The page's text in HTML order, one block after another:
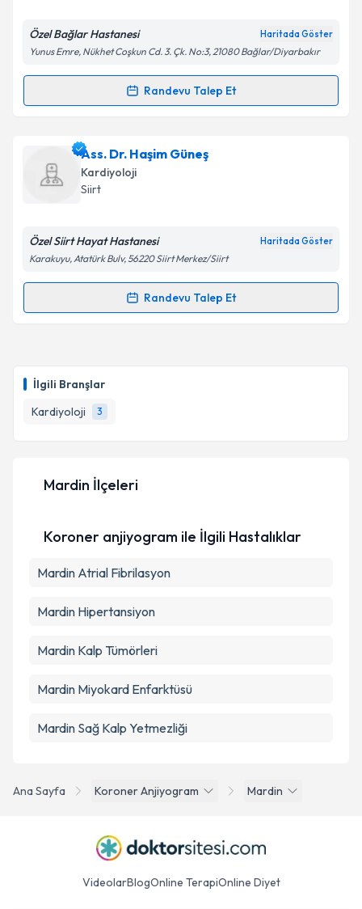
İlgili Branşlar
Kardiyoloji
3
Kişisel verilerimin işlenmesine ilişkin
Metni'ni okudum ve kişisel verilerimin belirtilen
Takvim Talebini Gönder
Özel Bağlar Hastanesi Haritada Göster
Yunus Emre, Nükhet Coşkun Cd. 3. Çk. No:3, 21080 Bağlar/Diyarbakır
Randevu Talep Et
Randevu Takvimi Talebi
Dr. Raşit Onukiçin randevu takvimi talebi oluşturun.
Size bu uzmandan randevu almanız için bir takvim
hazırlandığında e-posta ile bilgilendireceğiz.
Kişisel verilerimin işlenmesine ilişkin
Metni'ni okudum ve kişisel verilerimin belirtilen
Ass. Dr. Haşim Güneş
Kardiyoloji
Siirt
Özel Siirt Hayat Hastanesi Haritada Göster
Karakuyu, Atatürk Bulv, 56220 Siirt Merkez/Siirt
Randevu Talep Et
Randevu Takvimi Talebi
takvim hazırlandığında e-posta ile bilgilendireceğiz.
E-posta Adresiniz
kapsamda işlenmesini kabul ediyorum.
Ana Sayfa Koroner Anjiyogram Mardin
Mardin İlçeleri
Koroner anjiyogram ile İlgili Hastalıklar
Mardin Atrial Fibrilasyon
Mardin Hipertansiyon
Mardin Kalp Tümörleri
Mardin Miyokard Enfarktüsü
Mardin Sağ Kalp Yetmezliği
VideolarBlogOnline TerapiOnline Diyet